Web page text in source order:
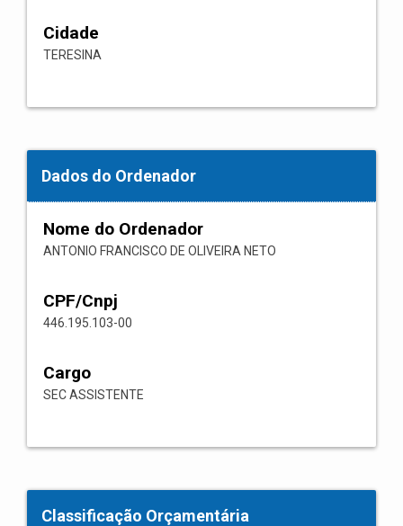
Cidade
TERESINA
Dados do Ordenador
Nome do Ordenador
ANTONIO FRANCISCO DE OLIVEIRA NETO
CPF/Cnpj
446.195.103-00
Cargo
SEC ASSISTENTE
Classificação Orçamentária